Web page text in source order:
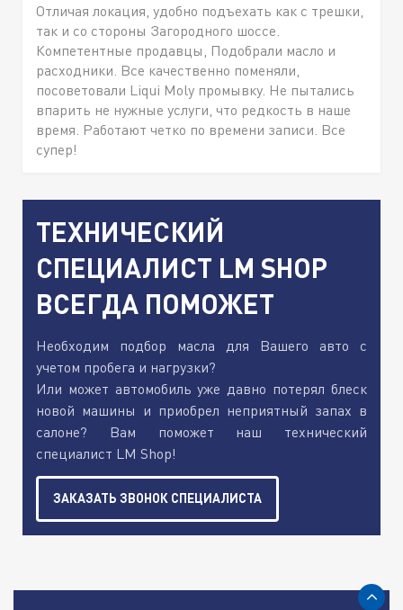
Отличая локация, удобно подъехать как с трешки,
так и со стороны Загородного шоссе.
Компетентные продавцы, Подобрали масло и
расходники. Все качественно поменяли,
посоветовали Liqui Moly промывку. Не пытались
впарить не нужные услуги, что редкость в наше
время. Работают четко по времени записи. Все
супер!
ТЕХНИЧЕСКИЙ
СПЕЦИАЛИСТ LM SHOP
ВСЕГДА ПОМОЖЕТ
Необходим подбор масла для Вашего авто с
учетом пробега и нагрузки?
Или может автомобиль уже давно потерял блеск
новой машины и приобрел неприятный запах в
салоне? Вам поможет наш технический
специалист LM Shop!
ЗАКАЗАТЬ ЗВОНОК СПЕЦИАЛИСТА